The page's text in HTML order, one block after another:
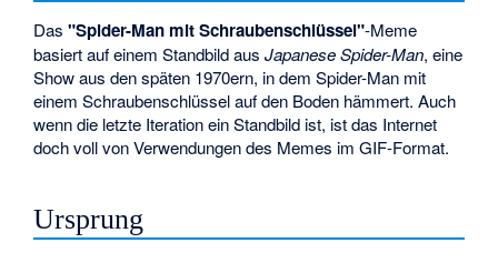
Das"Spider-Man mit Schraubenschlüssel"-Meme
basiert auf einem Standbild ausJapanese Spider-Man, eine
Show aus den späten 1970ern, in dem Spider-Man mit
einem Schraubenschlüssel auf den Boden hämmert. Auch
wenn die letzte Iteration ein Standbild ist, ist das Internet
doch voll von Verwendungen des Memes im GIF-Format.
Ursprung